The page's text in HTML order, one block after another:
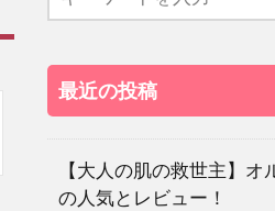
最近の投稿
【大人の肌の救世主】オ
の人気とレビュー！